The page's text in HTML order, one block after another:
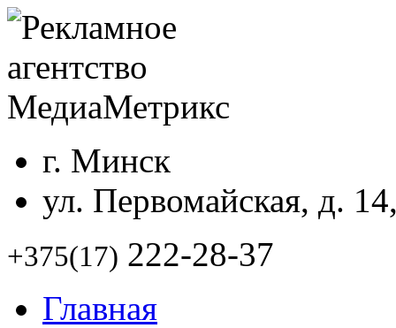
г. Минск
ул. Первомайская, д.
+375(17) 222-28-37
Главная